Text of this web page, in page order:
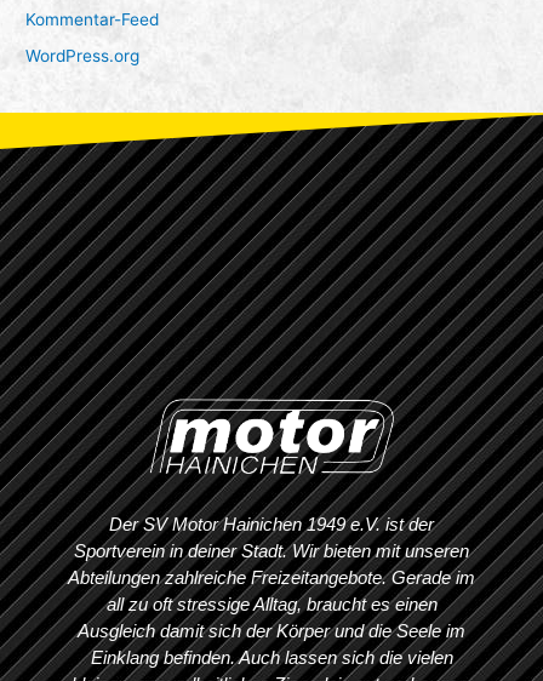
Kommentar-Feed
WordPress.org
Der SV Motor Hainichen 1949 e.V. ist der
Sportverein in deiner Stadt. Wir bieten mit unseren
Abteilungen zahlreiche Freizeitangebote. Gerade im
all zu oft stressige Alltag, braucht es einen
Ausgleich damit sich der Körper und die Seele im
Einklang befinden. Auch lassen sich die vielen